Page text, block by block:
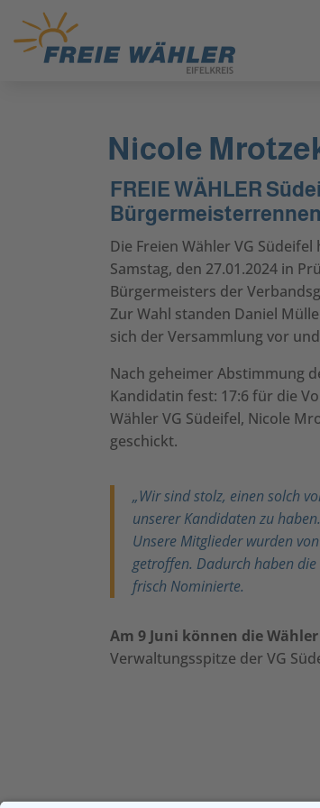
Nicole
FREIE WÄHLER
Die Freien Wähler VG
Samstag, den 27.01.2024 in
Bürgermeisters der
Zur Wahl standen Daniel
sich der Versammlung vor
Nach geheimer Abstimmung
Kandidatin fest: 17:6 für die
Wähler VG Südeifel, Nicole
geschickt.
„Wir sind stolz, einen solch
unserer Kandidaten zu haben.
Unsere Mitglieder wurden
getroffen. Dadurch haben
frisch Nominierte.
Am 9 Juni können die
Verwaltungsspitze der VG